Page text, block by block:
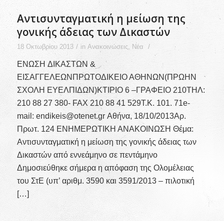
Αντισυνταγματική η μείωση της
γονικής άδειας των Δικαστών
18 Οκτωβρίου 2013 / in Ανακοινώσεις, Νέα /
ΕΝΩΣΗ ΔΙΚΑΣΤΩΝ &
ΕΙΣΑΓΓΕΛΕΩΝΠΡΩΤΟΔΙΚΕΙΟ ΑΘΗΝΩΝ(ΠΡΩΗΝ
ΣΧΟΛΗ ΕΥΕΛΠΙΔΩΝ)ΚΤΙΡΙΟ 6 –ΓΡΑΦΕΙΟ 210ΤΗΛ:
210 88 27 380- FAX 210 88 41 529Τ.Κ. 101. 71e-
mail: endikeis@otenet.gr Αθήνα, 18/10/2013Αρ.
Πρωτ. 124 ΕΝΗΜΕΡΩΤΙΚΗ ΑΝΑΚΟΙΝΩΣΗ Θέμα:
Αντισυνταγματική η μείωση της γονικής άδειας των
Δικαστών από εννεάμηνο σε πεντάμηνο
Δημοσιεύθηκε σήμερα η απόφαση της Ολομέλειας
του ΣτΕ (υπ’ αριθμ. 3590 και 3591/2013 – πιλοτική
[…]